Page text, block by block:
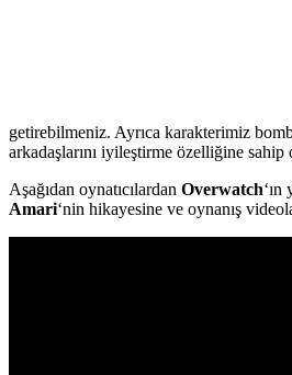
getirebilmeniz. Ayrıca karakterimiz
arkadaşlarını iyileştirme özelliğine sahip
Aşağıdan oynatıcılardan Overwatch
Amari‘nin hikayesine ve oynanış